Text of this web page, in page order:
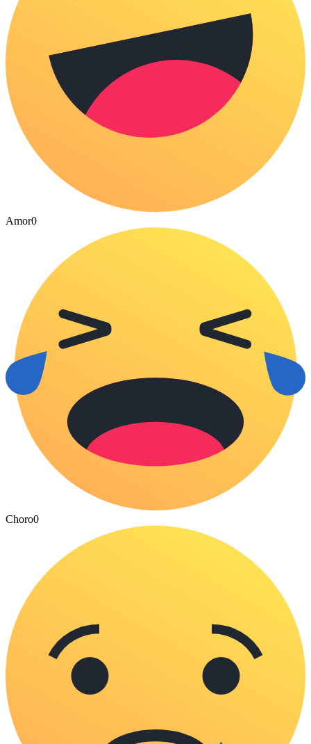
Amor0
Choro0